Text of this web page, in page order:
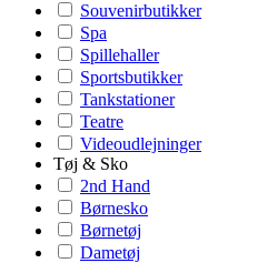
Souvenirbutikker
Spa
Spillehaller
Sportsbutikker
Tankstationer
Teatre
Videoudlejninger
Tøj & Sko
2nd Hand
Børnesko
Børnetøj
Dametøj